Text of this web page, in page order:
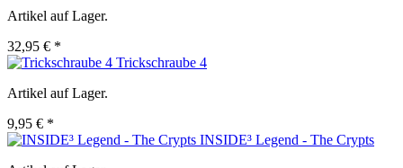
Artikel auf Lager.
32,95 € *
Trickschraube 4
Artikel auf Lager.
9,95 € *
INSIDE³ Legend - The Crypts